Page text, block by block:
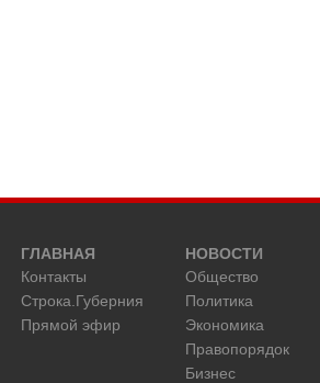
ГЛАВНАЯ
Контакты
Строка.Губерния
Прямой эфир
НОВОСТИ
Общество
Политика
Экономика
Правопорядок
Бизнес